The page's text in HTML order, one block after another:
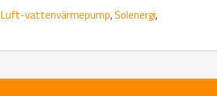
Luft-vattenvärmepump,Solenergi,